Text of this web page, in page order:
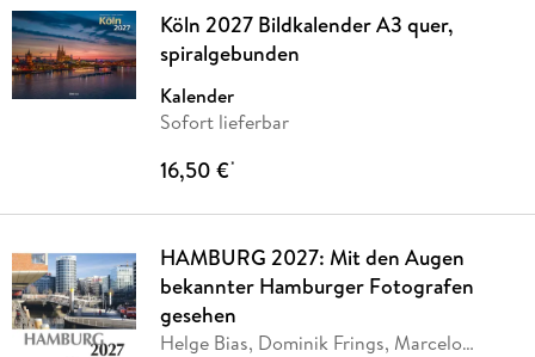
Köln 2027 Bildkalender A3 quer,
spiralgebunden
Kalender
Sofort lieferbar
16,50 €*
HAMBURG 2027: Mit den Augen
bekannter Hamburger Fotografen
gesehen
Helge Bias, Dominik Frings, Marcelo